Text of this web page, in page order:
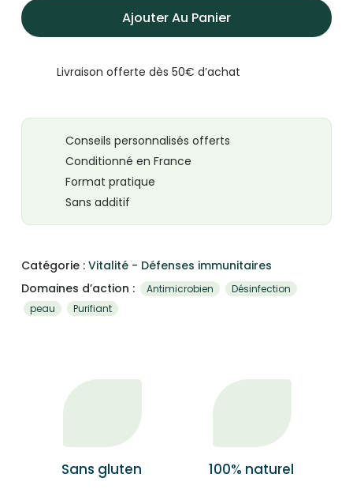
Ajouter Au Panier
Livraison offerte dès 50€ d’achat
Conseils personnalisés offerts
Conditionné en France
Format pratique
Sans additif
Catégorie : Vitalité - Défenses immunitaires
Domaines d’action :
Antimicrobien
Désinfection
peau
Purifiant
Sans gluten 100% naturel